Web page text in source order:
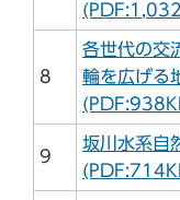
8
各世代の交
輪を広げる
9
坂川水系自